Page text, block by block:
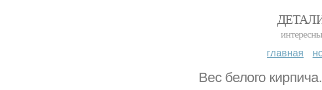
главная
Вес белого